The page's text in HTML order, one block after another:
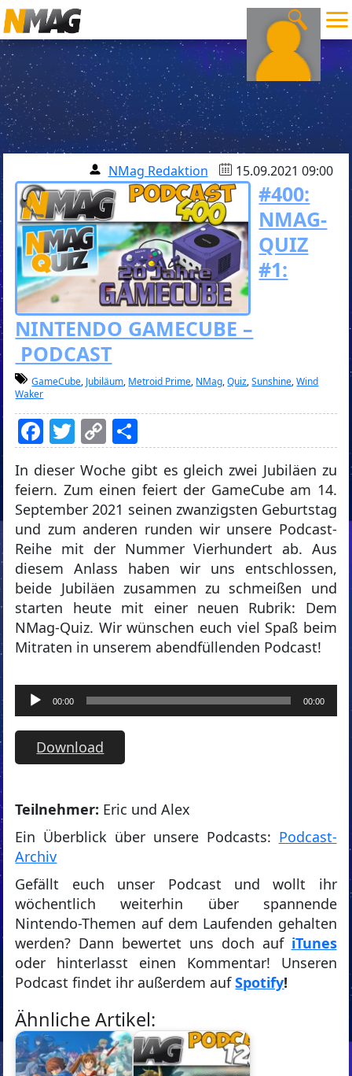
NMag Redaktion 15.09.2021 09:00
#400:
NMAG-
QUIZ
#1:
NINTENDO GAMECUBE –
PODCAST
GameCube, Jubiläum, Metroid Prime, NMag,Quiz,Sunshine,Wind
Waker
Facebook
Twitter
Copy
Link
In dieser Woche gibt es gleich zwei Jubiläen zu
feiern. Zum einen feiert der GameCube am 14.
September 2021 seinen zwanzigsten Geburtstag
und zum anderen runden wir unsere Podcast-
Reihe mit der Nummer Vierhundert ab. Aus
diesem Anlass haben wir uns entschlossen,
beide Jubiläen zusammen zu schmeißen und
starten heute mit einer neuen Rubrik: Dem
NMag-Quiz. Wir wünschen euch viel Spaß beim
Mitraten in unserem abendfüllenden Podcast!
Audio-
Player
00:00 00:00
Download
Teilnehmer: Eric und Alex
Ein Überblick über unsere Podcasts: Podcast-
Archiv
Gefällt euch unser Podcast und wollt ihr
wöchentlich weiterhin über spannende
Nintendo-Themen auf dem Laufenden gehalten
werden? Dann bewertet uns doch auf iTunes
oder hinterlasst einen Kommentar! Unseren
Podcast findet ihr außerdem aufSpotify!
Ähnliche Artikel: